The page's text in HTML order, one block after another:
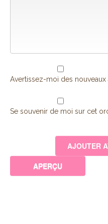
Avertissez-moi des nouveaux
Se souvenir de moi sur cet